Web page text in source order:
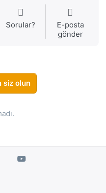
Sorular?
E-posta
gönder
siz olun